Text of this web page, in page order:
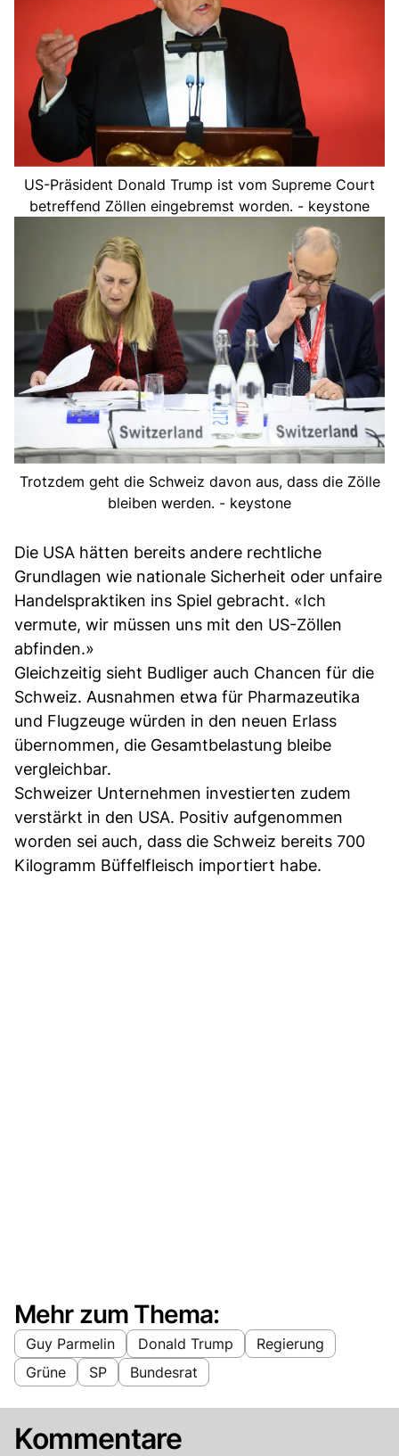
US-Präsident Donald Trump ist vom Supreme Court
betreffend Zöllen eingebremst worden. - keystone
Trotzdem geht die Schweiz davon aus, dass die Zölle
bleiben werden. - keystone
Die USA hätten bereits andere rechtliche
Grundlagen wie nationale Sicherheit oder unfaire
Handelspraktiken ins Spiel gebracht. «Ich
vermute, wir müssen uns mit den US-Zöllen
abfinden.»
Gleichzeitig sieht Budliger auch Chancen für die
Schweiz. Ausnahmen etwa für Pharmazeutika
und Flugzeuge würden in den neuen Erlass
übernommen, die Gesamtbelastung bleibe
vergleichbar.
Schweizer Unternehmen investierten zudem
verstärkt in den USA. Positiv aufgenommen
worden sei auch, dass die Schweiz bereits 700
Kilogramm Büffelfleisch importiert habe.
Mehr zum Thema:
Guy Parmelin Donald Trump
Regierung
Grüne
SP Bundesrat
Kommentare